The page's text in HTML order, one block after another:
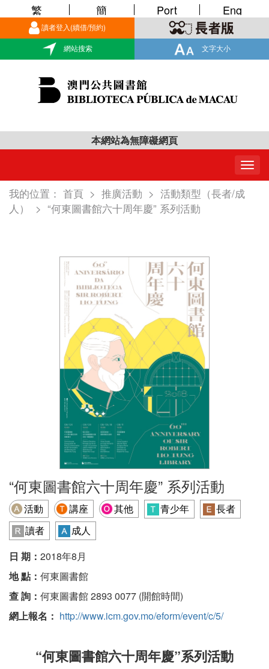
讀者登入(續借/預約)
網站搜索 文字大小
繁 簡 Port Eng
本網站為無障礙網頁
我的位置： 首頁 > 推廣活動 > 活動類型（長者/成
人）
> “何東圖書館六十周年慶” 系列活動
“何東圖書館六十周年慶” 系列活動
活動 講座 其他 青少年
長者
讀者
成人
日 期： 2018年8月
地 點： 何東圖書館
查 詢： 何東圖書館 2893 0077 (開館時間)
網上報名： http://www.icm.gov.mo/eform/event/c/5/
“何東圖書館六十周年慶”系列活動